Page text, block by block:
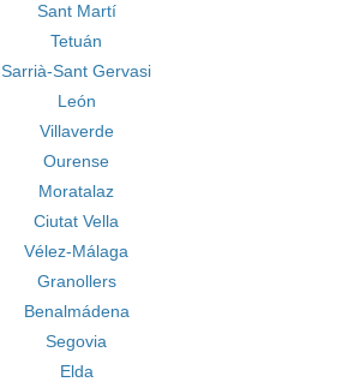
Sant Martí
Tetuán
Sarrià-Sant Gervasi
León
Villaverde
Ourense
Moratalaz
Ciutat Vella
Vélez-Málaga
Granollers
Benalmádena
Segovia
Elda